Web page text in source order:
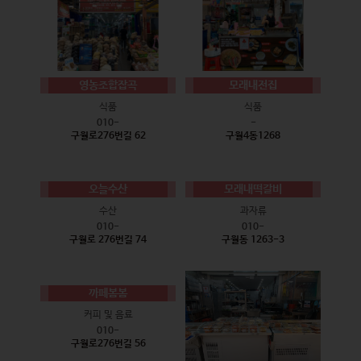
영농조합잡곡
식품
010-
구월로276번길 62
모래내전집
식품
-
구월4동1268
오늘수산
수산
010-
구월로 276번길 74
모래내떡갈비
과자류
010-
구월동 1263-3
까페봄봄
커피 및 음료
010-
구월로276번길 56